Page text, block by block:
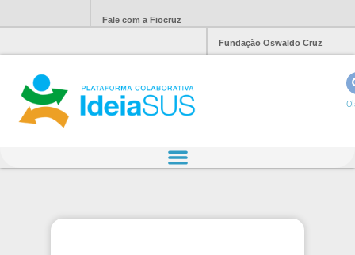
Fale com a Fiocruz
Fundação Oswaldo Cruz